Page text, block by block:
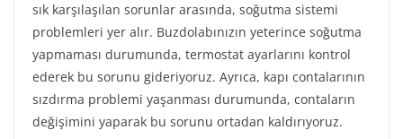
sık karşılaşılan sorunlar arasında, soğutma sistemi
problemleri yer alır. Buzdolabınızın yeterince soğutma
yapmaması durumunda, termostat ayarlarını kontrol
ederek bu sorunu gideriyoruz. Ayrıca, kapı contalarının
sızdırma problemi yaşanması durumunda, contaların
değişimini yaparak bu sorunu ortadan kaldırıyoruz.